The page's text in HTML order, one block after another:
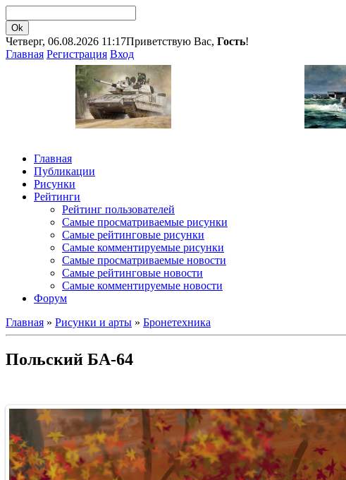
Четверг, 06.08.2026 11:17Приветствую Вас, Гость!
Главная Регистрация Вход
Главная
Публикации
Рисунки
Рейтинги
Рейтинг пользователей
Самые просматриваемые рисунки
Самые рейтинговые рисунки
Самые комментируемые рисунки
Самые просматриваемые новости
Самые рейтинговые новости
Самые комментируемые новости
Форум
Главная » Рисунки и арты » Бронетехника
Польский БА-64